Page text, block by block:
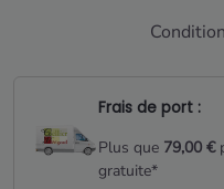
Frais de port :
Plus que 79,00 €
gratuite*